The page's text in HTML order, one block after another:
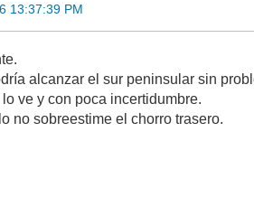
13:37:39 PM
alcanzar el sur peninsular sin
ve y con poca incertidumbre.
no sobreestime el chorro trasero.